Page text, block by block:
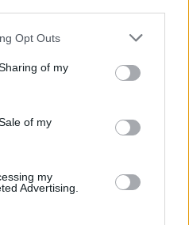
Opt Outs
of my
of my
my
Advertising.
la prima
con il test